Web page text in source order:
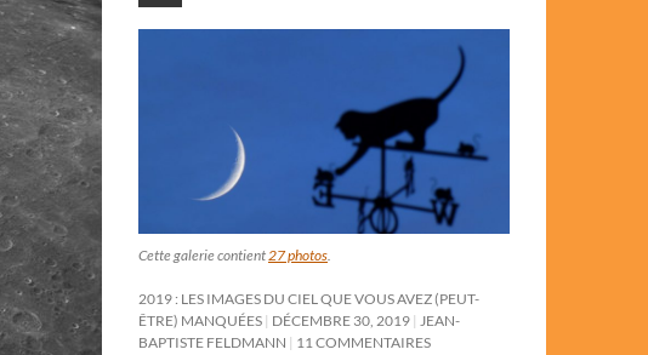
Cette galerie contient27 photos.
2019 : LES IMAGES DU CIEL QUE VOUS AVEZ (PEUT-
ÊTRE) MANQUÉES DÉCEMBRE 30, 2019 JEAN-
BAPTISTE FELDMANN
11 COMMENTAIRES